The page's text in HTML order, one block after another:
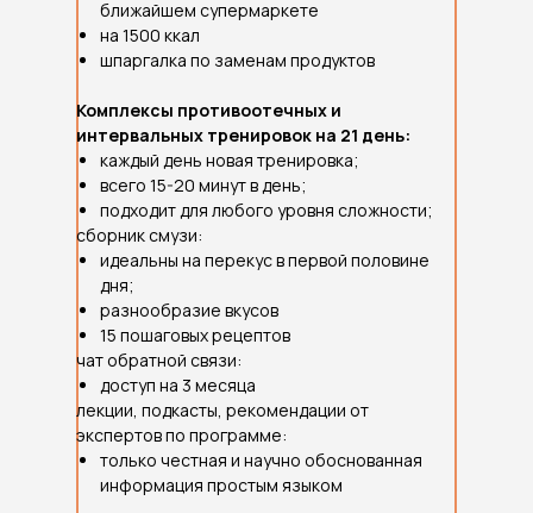
ближайшем супермаркете
на 1500 ккал
шпаргалка по заменам продуктов
Комплексы противоотечных и
интервальных тренировок на 21 день:
каждый день новая тренировка;
всего 15-20 минут в день;
подходит для любого уровня сложности;
сборник смузи:
идеальны на перекус в первой половине
дня;
разнообразие вкусов
15 пошаговых рецептов
чат обратной связи:
доступ на 3 месяца
лекции, подкасты, рекомендации от
экспертов по программе:
только честная и научно обоснованная
информация простым языком